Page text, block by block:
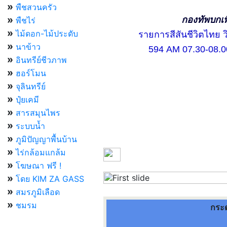
» พืชสวนครัว
» พืชไร่
» ไม้ดอก-ไม้ประดับ
» นาข้าว
» อินทรีย์ชีวภาพ
» ฮอร์โมน
» จุลินทรีย์
» ปุ๋ยเคมี
» สารสมุนไพร
» ระบบน้ำ
» ภูมิปัญญาพื้นบ้าน
» ไร่กล้อมแกล้ม
» โฆษณา ฟรี !
» โดย KIM ZA GASS
» สมรภูมิเลือด
» ชมรม
กองทัพบกเพื่อป
รายการสีสันชีวิตไทย วิ
594 AM 07.30-08.00
Previous
กร